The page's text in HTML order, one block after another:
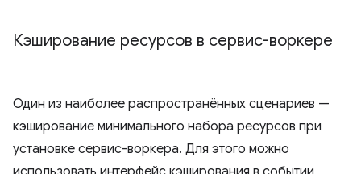
Кэширование ресурсов в сервис-воркере
Один из наиболее распространённых сценариев —
кэширование минимального набора ресурсов при
установке сервис-воркера. Для этого можно